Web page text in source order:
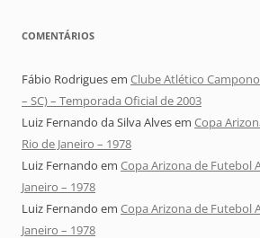
COMENTÁRIOS
Fábio Rodriguesem Clube Atlético
– SC) – Temporada Oficial de 2003
Luiz Fernando da Silva Alvesem Copa
Rio de Janeiro – 1978
Luiz Fernando em Copa Arizona de Futebol
Janeiro – 1978
Luiz Fernando em Copa Arizona de Futebol
Janeiro – 1978